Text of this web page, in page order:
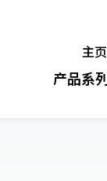
主页
产品系列